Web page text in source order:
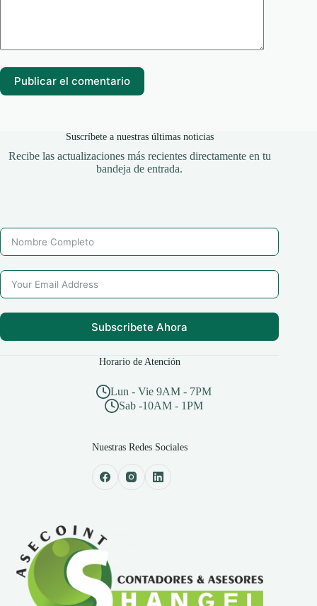
Publicar el comentario
Suscríbete a nuestras últimas noticias
Recibe las actualizaciones más recientes directamente en tu
bandeja de entrada.
Subscribete Ahora
Horario de Atención
Lun - Vie 9AM - 7PM
Sab -10AM - 1PM
Nuestras Redes Sociales